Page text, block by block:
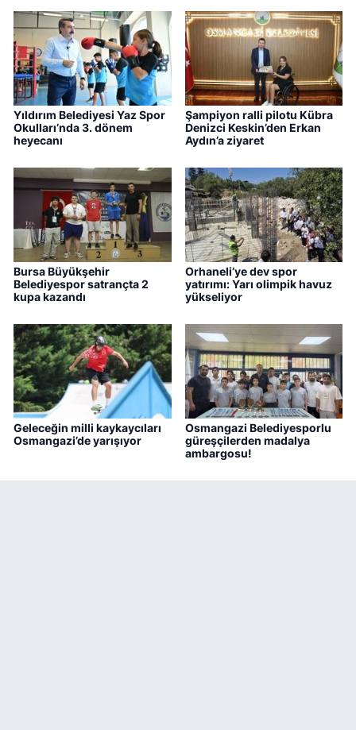
Yıldırım Belediyesi Yaz Spor
Okulları’nda 3. dönem
heyecanı
Şampiyon ralli pilotu Kübra
Denizci Keskin’den Erkan
Aydın’a ziyaret
Bursa Büyükşehir
Belediyespor satrançta 2
kupa kazandı
Orhaneli’ye dev spor
yatırımı: Yarı olimpik havuz
yükseliyor
Geleceğin milli kaykaycıları
Osmangazi’de yarışıyor
Osmangazi Belediyesporlu
güreşçilerden madalya
ambargosu!